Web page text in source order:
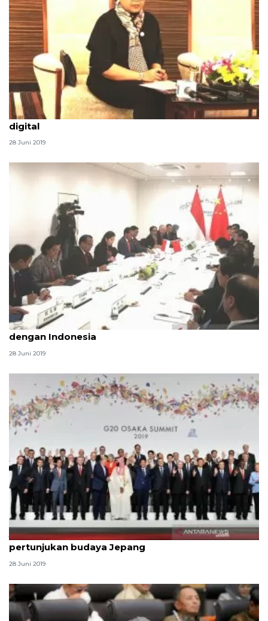
Presiden upayakan rezim perpajakan adil di era
digital
28 Juni 2019
Xi Jinping janjikan kerja sama menguntungkan
dengan Indonesia
28 Juni 2019
Jokowi bersama pemimpin G20 akan hadiri
pertunjukan budaya Jepang
28 Juni 2019